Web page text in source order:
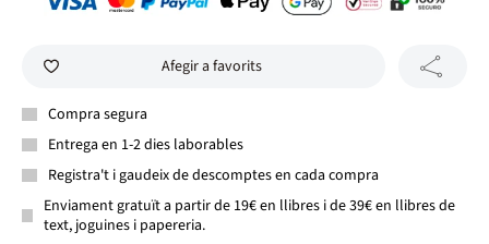
Afegir a favorits
Compra segura
Entrega en 1-2 dies laborables
Registra't i gaudeix de descomptes en cada compra
Enviament gratuït a partir de 19€ en llibres i de 39€ en llibres de
text, joguines i papereria.